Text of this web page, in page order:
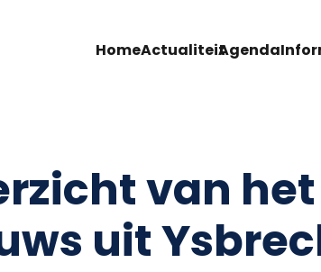
HomeActualiteitAgenda
van het
uit